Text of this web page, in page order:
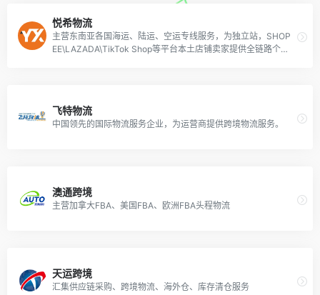
悦希物流
主营东南亚各国海运、陆运、空运专线服务，为独立站，SHOP
EE\LAZADA\TikTok Shop等平台本土店铺卖家提供全链路个性
飞特物流
中国领先的国际物流服务企业，为运营商提供跨境物流服务。
澳通跨境
主营加拿大FBA、美国FBA、欧洲FBA头程物流
天运跨境
汇集供应链采购、跨境物流、海外仓、库存清仓服务